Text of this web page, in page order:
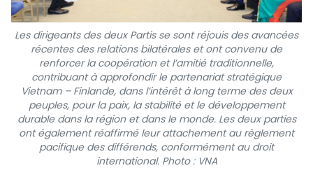
Les dirigeants des deux Partis se sont réjouis des avancées
récentes des relations bilatérales et ont convenu de
renforcer la coopération et l’amitié traditionnelle,
contribuant à approfondir le partenariat stratégique
Vietnam – Finlande, dans l’intérêt à long terme des deux
peuples, pour la paix, la stabilité et le développement
durable dans la région et dans le monde. Les deux parties
ont également réaffirmé leur attachement au règlement
pacifique des différends, conformément au droit
international. Photo : VNA